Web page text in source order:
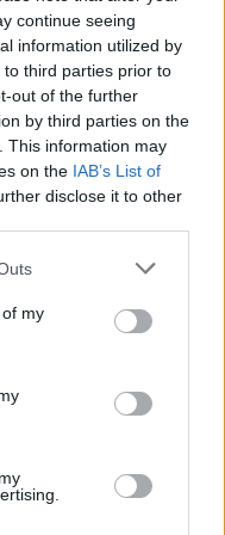
continue seeing
information utilized by
third parties prior to
out of the further
by third parties on the
This information may
on the IAB’s List of
disclose it to other
my
focalizzato e
Ci aiuta nella
come le
Olimpiadi o
le
Inoltre utilizziamo
i progetti.
o un evento, non
generate
investito nella
Strumenti